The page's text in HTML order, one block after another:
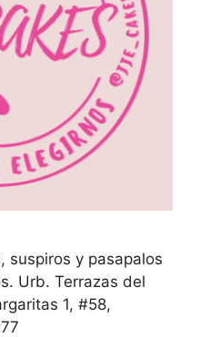
suspiros y pasapalos
Urb. Terrazas del
1, #58,